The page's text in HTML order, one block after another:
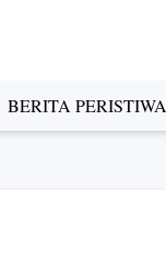
BERITA PERISTIWA